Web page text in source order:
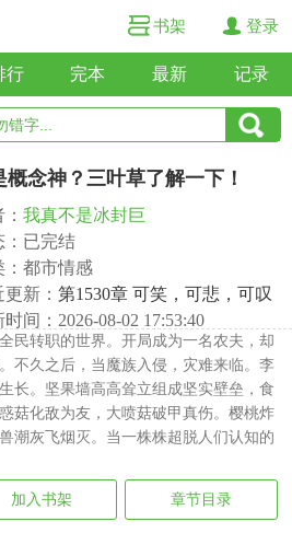
书架 登录
行 完本 最新 记录
概念神？三叶草了解一下！
我真不是冰封巨
：已完结
：都市情感
新： 第1530章 可笑，可悲，可叹
间：2026-08-02 17:53:40
民转职的世界。开局成为一名农夫，却
不久之后，当魔族入侵，灾难来临。李
长。坚果墙高高耸立组成坚实壁垒，食
菇化敌为友，大喷菇破甲真伤。樱桃炸
潮灰飞烟灭。当一株株超脱人们认知的
加入书架 章节目录